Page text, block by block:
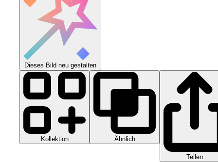
Dieses Bild neu gestalten
Kollektion Ähnlich
Teilen